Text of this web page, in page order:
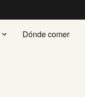
Dónde comer